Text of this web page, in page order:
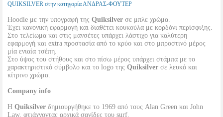
QUIKSILVER στην κατηγορία ΑΝΔΡΑΣ-ΦΟΥΤΕΡ
Hoodie με την υπογραφή της Quiksilver σε μπλε χρώμα.
Έχει κανονική εφαρμογή και διαθέτει κουκούλα με κορδόνι περίσφιξης.
Στο τελείωμα και στις μανσέτες υπάρχει λάστιχο για καλύτερη
εφαρμογή και extra προστασία από το κρύο και στο μπροστινό μέρος
μία ενιαία τσέπη.
Στο ύψος του στήθους και στο πίσω μέρος υπάρχει στάμπα με το
χαρακτηριστικό σύμβολο και το logo της Quiksilver σε λευκό και
κίτρινο χρώμα.
Company info
Η Quiksilver δημιουργήθηκε το 1969 από τους Alan Green και John
Law, φτιάχνοντας αρχικά σανίδες του surf.